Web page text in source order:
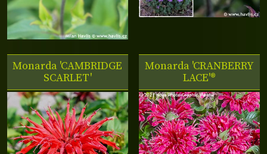
Monarda 'CAMBRIDGE
SCARLET'
Monarda 'CRANBERRY
LACE'®